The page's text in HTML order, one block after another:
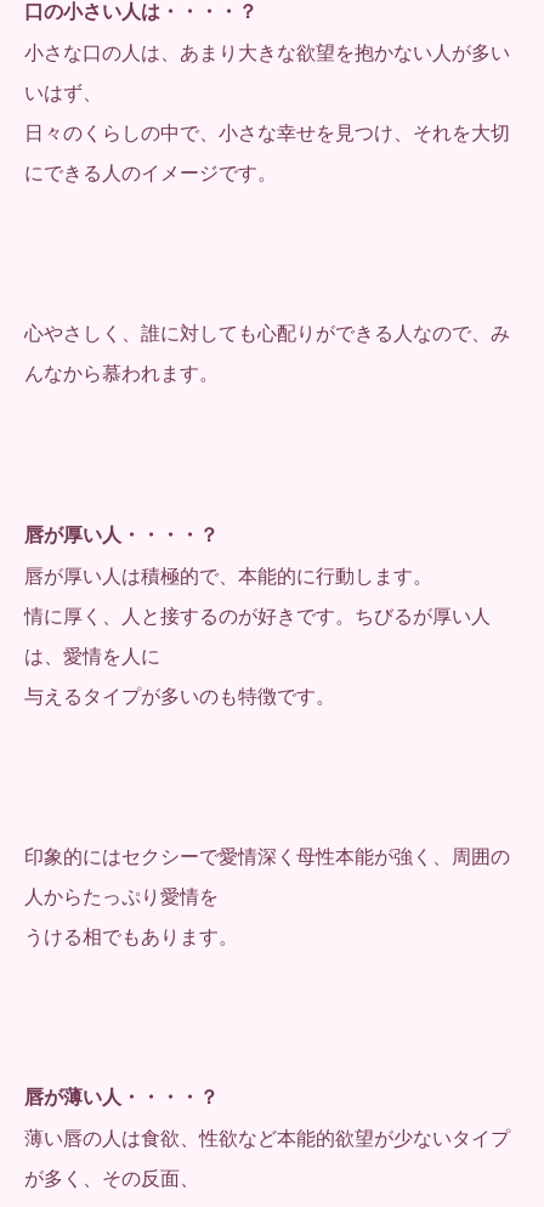
口の小さい人は・・・・？
小さな口の人は、あまり大きな欲望を抱かない人が多い
いはず、
日々のくらしの中で、小さな幸せを見つけ、それを大切
にできる人のイメージです。
心やさしく、誰に対しても心配りができる人なので、み
んなから慕われます。
唇が厚い人・・・・？
唇が厚い人は積極的で、本能的に行動します。
情に厚く、人と接するのが好きです。ちびるが厚い人
は、愛情を人に
与えるタイプが多いのも特徴です。
印象的にはセクシーで愛情深く母性本能が強く、周囲の
人からたっぷり愛情を
うける相でもあります。
唇が薄い人・・・・？
薄い唇の人は食欲、性欲など本能的欲望が少ないタイプ
が多く、その反面、